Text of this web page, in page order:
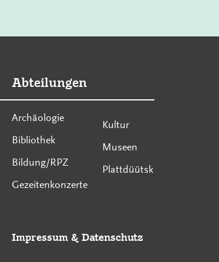
Abteilungen
Archäologie
Bibliothek
Bildung/RPZ
Gezeitenkonzerte
Kultur
Museen
Plattdüütsk
Impressum & Datenschutz